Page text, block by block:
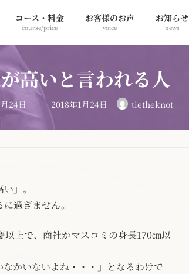
コース・料金
course/price
お客様のお声
voice
お知らせ
news
高いと言われる人
24日 最
終
更
新
日
2018年1月24日 tietheknot
」。
過ぎません。
上で、商社かマスコミの身長170㎝以
かいないよね・・・」となるわけで